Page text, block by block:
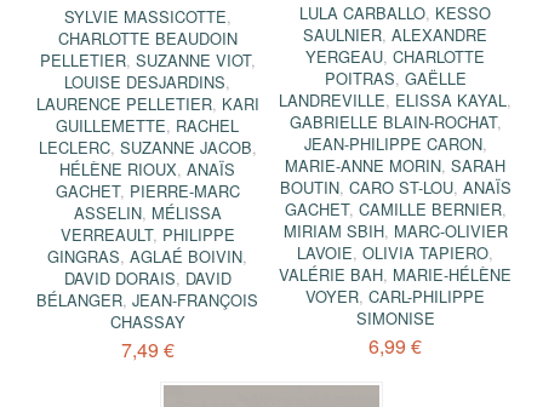
SYLVIE MASSICOTTE,
CHARLOTTE BEAUDOIN
PELLETIER, SUZANNE VIOT,
LOUISE DESJARDINS,
LAURENCE PELLETIER, KARI
GUILLEMETTE, RACHEL
LECLERC, SUZANNE JACOB,
HÉLÈNE RIOUX,ANAÏS
GACHET, PIERRE-MARC
ASSELIN, MÉLISSA
VERREAULT, PHILIPPE
GINGRAS,AGLAÉ BOIVIN,
DAVID DORAIS, DAVID
BÉLANGER,JEAN-FRANÇOIS
CHASSAY
7,49 €
LULA CARBALLO, KESSO
SAULNIER,ALEXANDRE
YERGEAU,CHARLOTTE
POITRAS, GAËLLE
LANDREVILLE, ELISSA KAYAL,
GABRIELLE BLAIN-ROCHAT,
JEAN-PHILIPPE CARON,
MARIE-ANNE MORIN,SARAH
BOUTIN, CARO ST-LOU, ANAÏS
GACHET, CAMILLE BERNIER,
MIRIAM SBIH, MARC-OLIVIER
LAVOIE,OLIVIA TAPIERO,
VALÉRIE BAH, MARIE-HÉLÈNE
VOYER,CARL-PHILIPPE
SIMONISE
6,99 €